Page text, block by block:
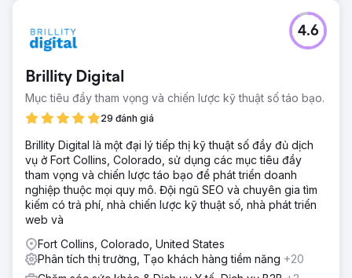
Brillity Digital
Mục tiêu đầy tham vọng và chiến lược kỹ thuật số táo bạo.
29 đánh giá
4.6
Brillity Digital là một đại lý tiếp thị kỹ thuật số đầy đủ dịch
vụ ở Fort Collins, Colorado, sử dụng các mục tiêu đầy
tham vọng và chiến lược táo bạo để phát triển doanh
nghiệp thuộc mọi quy mô. Đội ngũ SEO và chuyên gia tìm
kiếm có trả phí, nhà chiến lược kỹ thuật số, nhà phát triển
web và
Fort Collins, Colorado, United States
Phân tích thị trường, Tạo khách hàng tiềm năng +20